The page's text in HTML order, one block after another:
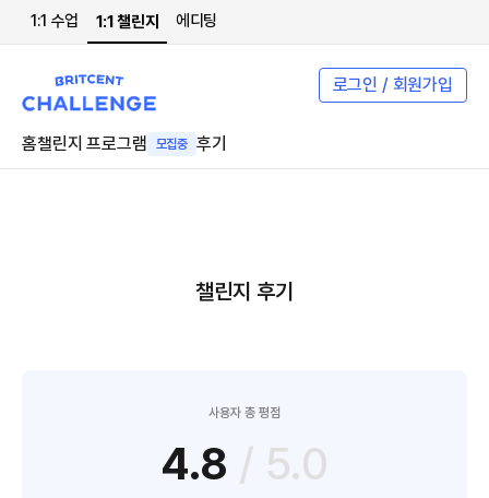
1:1 수업 1:1 챌린지 에디팅
로그인 / 회원가입
홈챌린지 프로그램 모집중 후기
챌린지 후기
사용자 총 평점
4.8 / 5.0